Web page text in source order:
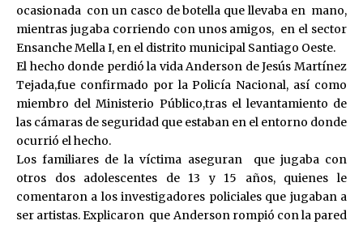
ocasionada con un casco de botella que llevaba en mano,
mientras jugaba corriendo con unos amigos, en el sector
Ensanche Mella I, en el distrito municipal Santiago Oeste.
El hecho donde perdió la vida Anderson de Jesús Martínez
Tejada,fue confirmado por la Policía Nacional, así como
miembro del Ministerio Público,tras el levantamiento de
las cámaras de seguridad que estaban en el entorno donde
ocurrió el hecho.
Los familiares de la víctima aseguran que jugaba con
otros dos adolescentes de 13 y 15 años, quienes le
comentaron a los investigadores policiales que jugaban a
ser artistas. Explicaron que Anderson rompió con la pared